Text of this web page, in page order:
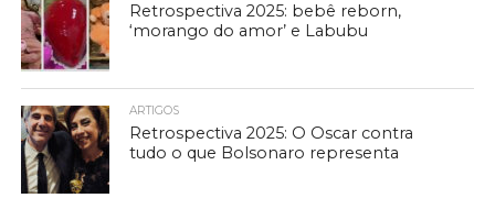
Retrospectiva 2025: bebê reborn,
‘morango do amor’ e Labubu
ARTIGOS
Retrospectiva 2025: O Oscar contra
tudo o que Bolsonaro representa